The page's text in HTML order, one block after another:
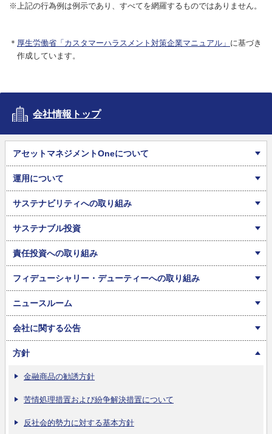
※上記の行為例は例示であり、すべてを網羅するものではありません。
厚生労働省「カスタマーハラスメント対策企業マニュアル」 に基づき
作成しています。
会社情報トップ
アセットマネジメントOneについて
運用について
サステナビリティへの取り組み
サステナブル投資
責任投資への取り組み
フィデューシャリー・デューティーへの取り組み
ニュースルーム
会社に関する公告
方針
金融商品の勧誘方針
苦情処理措置および紛争解決措置について
反社会的勢力に対する基本方針